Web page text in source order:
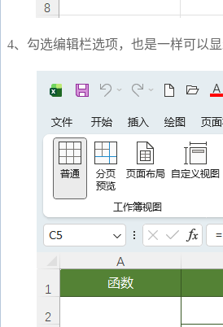
4、勾选编辑栏选项，也是一样可以显